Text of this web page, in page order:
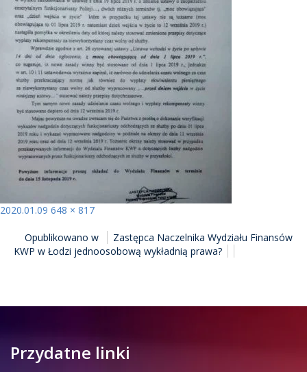
Opublikowano
2020.01.09 Pełny
648 × 817
WPISUOpublikowano w
Zastępca Naczelnika Wydziału Finansów
KWP w Łodzi jednoosobową wykładnią prawa?
Przydatne linki